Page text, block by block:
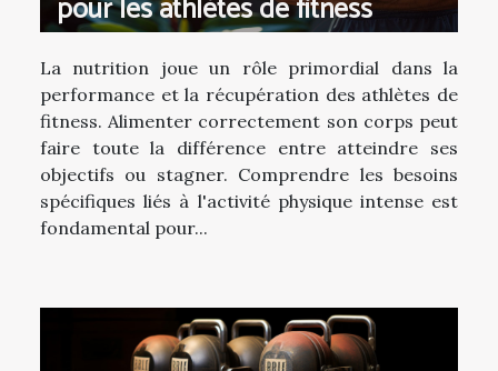
pour les athlètes de fitness
La nutrition joue un rôle primordial dans la
performance et la récupération des athlètes de
fitness. Alimenter correctement son corps peut
faire toute la différence entre atteindre ses
objectifs ou stagner. Comprendre les besoins
spécifiques liés à l'activité physique intense est
fondamental pour...